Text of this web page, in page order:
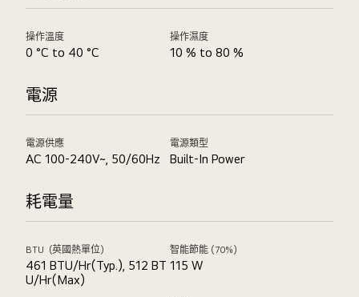
操作溫度
0 °C to 40 °C
操作濕度
10 % to 80 %
電源
電源供應
AC 100-240V~, 50/60Hz
電源類型
Built-In Power
耗電量
BTU（英國熱單位）
461 BTU/Hr(Typ.), 512 BT
U/Hr(Max)
智能節能 (70%)
115 W